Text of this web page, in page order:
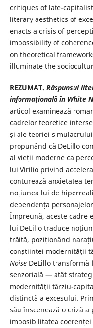
critiques of late-
literary aesthetics of
enacts a crisis of
impossibility of
on theoretical
illuminate the
REZUMAT. Răspunsul
informațională în White
articol examinează
cadrelor teoretice
și ale teoriei
propunând că DeLillo
al vieții moderne ca
lui Virilio privind
conturează anxietatea
noțiunea lui de
dependența
Împreună, aceste cadre
lui DeLillo traduce
trăită, poziționând
conștiinței modernității
NoiseDeLillo transformă
senzorială — atât
modernității târziu-
distinctă a excesului.
său înscenează o criză
imposibilitatea